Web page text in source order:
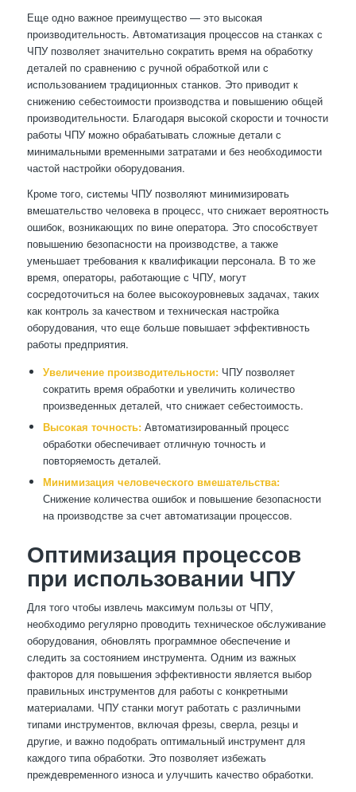
Еще одно важное преимущество — это высокая
производительность. Автоматизация процессов на станках с
ЧПУ позволяет значительно сократить время на обработку
деталей по сравнению с ручной обработкой или с
использованием традиционных станков. Это приводит к
снижению себестоимости производства и повышению общей
производительности. Благодаря высокой скорости и точности
работы ЧПУ можно обрабатывать сложные детали с
минимальными временными затратами и без необходимости
частой настройки оборудования.
Кроме того, системы ЧПУ позволяют минимизировать
вмешательство человека в процесс, что снижает вероятность
ошибок, возникающих по вине оператора. Это способствует
повышению безопасности на производстве, а также
уменьшает требования к квалификации персонала. В то же
время, операторы, работающие с ЧПУ, могут
сосредоточиться на более высокоуровневых задачах, таких
как контроль за качеством и техническая настройка
оборудования, что еще больше повышает эффективность
работы предприятия.
Увеличение производительности:ЧПУ позволяет
сократить время обработки и увеличить количество
произведенных деталей, что снижает себестоимость.
Высокая точность:Автоматизированный процесс
обработки обеспечивает отличную точность и
повторяемость деталей.
Минимизация человеческого вмешательства:
Снижение количества ошибок и повышение безопасности
на производстве за счет автоматизации процессов.
Оптимизация процессов
при использовании ЧПУ
Для того чтобы извлечь максимум пользы от ЧПУ,
необходимо регулярно проводить техническое обслуживание
оборудования, обновлять программное обеспечение и
следить за состоянием инструмента. Одним из важных
факторов для повышения эффективности является выбор
правильных инструментов для работы с конкретными
материалами. ЧПУ станки могут работать с различными
типами инструментов, включая фрезы, сверла, резцы и
другие, и важно подобрать оптимальный инструмент для
каждого типа обработки. Это позволяет избежать
преждевременного износа и улучшить качество обработки.